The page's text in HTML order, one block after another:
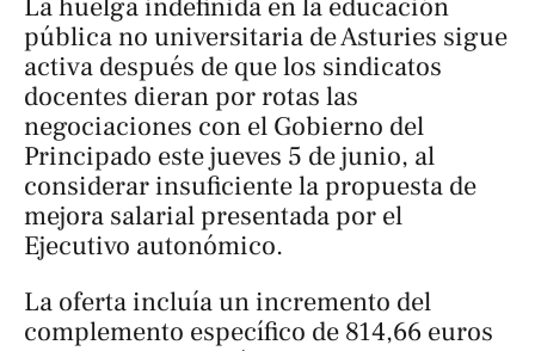
La huelga indefinida en la educación
pública no universitaria de Asturies sigue
activa después de que los sindicatos
docentes dieran por rotas las
negociaciones con el Gobierno del
Principado este jueves 5 de junio, al
considerar insuficiente la propuesta de
mejora salarial presentada por el
Ejecutivo autonómico.
La oferta incluía un incremento del
complemento específico de 814,66 euros